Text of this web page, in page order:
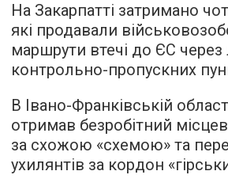
На Закарпатті затримано
які продавали
маршрути втечі до ЄС через
контрольно-пропускних
В Івано-Франківській
отримав безробітний
за схожою «схемою» та
ухилянтів за кордон